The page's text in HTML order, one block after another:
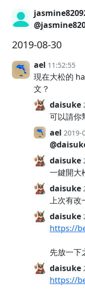
2019-08-30
ael 11:52:55
現在大松的
文？
daisuke
可以請你
ael 2019-
daisuke
一鍵開大
daisuke
上次有改
daisuke
https://
先放一下
daisuke
https://